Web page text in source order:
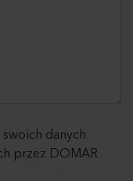
danych
przez DOMAR